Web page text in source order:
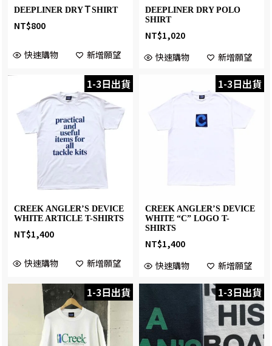
DEEPLINER DRYＴSHIRT
NT$800
快速購物 新增願望
DEEPLINER DRY POLO
SHIRT
NT$1,020
快速購物
新增願望
1-3日出貨
CREEK ANGLER’S DEVICE
WHITE ARTICLE T-SHIRTS
NT$1,400
快速購物 新增願望
1-3日出貨
CREEK ANGLER’S DEVICE
WHITE “C” LOGO T-
SHIRTS
NT$1,400
快速購物
新增願望
1-3日出貨 1-3日出貨